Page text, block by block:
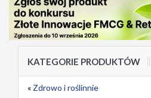
KATEGORIE PRODUKTÓW
« Zdrowo i roślinnie